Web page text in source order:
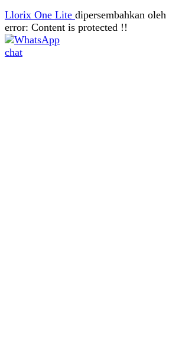
Llorix One Lite dipersembahkan oleh
error: Content is protected !!